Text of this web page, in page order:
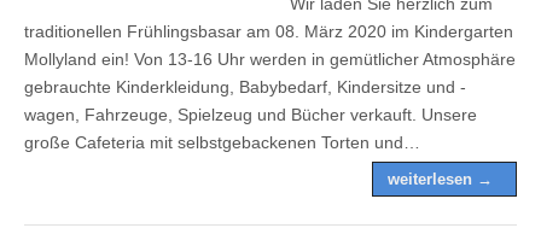
traditionellen Frühlingsbasar am 08. März 2020 im Kindergarten
Mollyland ein! Von 13-16 Uhr werden in gemütlicher Atmosphäre
gebrauchte Kinderkleidung, Babybedarf, Kindersitze und -
wagen, Fahrzeuge, Spielzeug und Bücher verkauft. Unsere
große Cafeteria mit selbstgebackenen Torten und…
weiterlesen →